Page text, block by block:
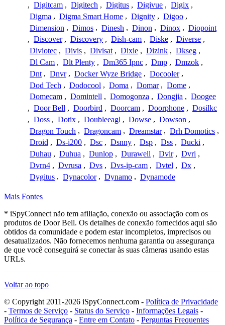
, Digitcam , Digitech , Digitus , Digivue , Digix ,
Digma , Digma Smart Home , Dignity , Digoo ,
Dimension , Dimos , Dinesh , Dinon , Dinox , Diopoint
, Discover , Discovery , Dish-cam , Diske , Diverse ,
Diviotec , Divis , Divisat , Dixie , Dizink , Dkseg ,
Dl Cam , Dlt Plenty , Dm365 Ipnc , Dmp , Dmzok ,
Dnt , Dnvr , Docker Wyze Bridge , Docooler ,
Dod Tech , Dodocool , Doma , Domar , Dome ,
Domecam , Domintell , Domogonza , Dongjia , Doogee
, Door Bell , Doorbird , Doorcam , Doorphone , Dosilkc
, Doss , Dotix , Doubleeagl , Dowse , Dowson ,
Dragon Touch , Dragoncam , Dreamstar , Drh Domotics ,
Droid , Ds-i200 , Dsc , Dsnny , Dsp , Dss , Ducki ,
Duhau , Duhua , Dunlop , Durawell , Dvir , Dvri ,
Dvrn4 , Dvrusa , Dvs , Dvs-ip-cam , Dvtel , Dx ,
Dygitus , Dynacolor , Dynamo , Dynamode
Mais Fontes
* iSpyConnect não tem afiliação, conexão ou associação com os
produtos de Door Bell. Os detalhes de conexão fornecidos aqui são
obtidos da comunidade e podem estar incompletos, imprecisos ou
desatualizados. Não fornecemos nenhuma garantia ou assegurança
de que você conseguirá se conectar às suas câmeras usando estas
URLs.
Voltar ao topo
© Copyright 2011-2026 iSpyConnect.com - Política de Privacidade
- Termos de Serviço - Status do Serviço - Informações Legais -
Política de Segurança - Entre em Contato - Perguntas Frequentes